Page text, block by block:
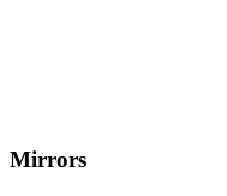
Mirrors